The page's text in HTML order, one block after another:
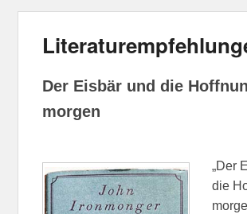
Der Eisbär und die
morgen
„Der
die